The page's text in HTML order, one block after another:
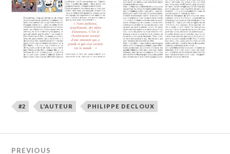
#2 L'AUTEUR PHILIPPE DECLOUX
PREVIOUS